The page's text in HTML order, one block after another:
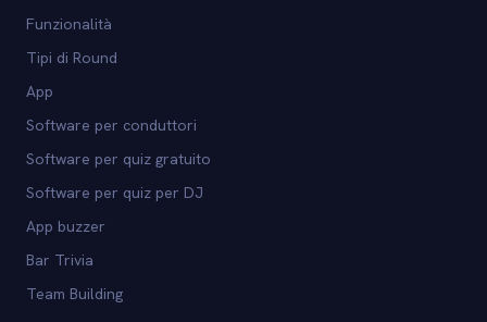
Funzionalità
Tipi di Round
App
Software per conduttori
Software per quiz gratuito
Software per quiz per DJ
App buzzer
Bar Trivia
Team Building